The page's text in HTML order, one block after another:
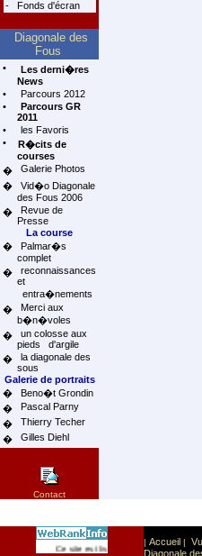
-
Fonds d'écran
Diagonale des
Fous
•
Les derni�res
News
•
Parcours 2012
•
Parcours GR
2011
•
les Favoris
•
R�cits de
courses
�
Galerie Photos
�
Vid�o Diagonale
des Fous 2006
�
Revue de
Presse
La course
�
Palmar�s
complet
�
reconnaissances
et
entra�nements
�
Merci aux
b�n�voles
�
un colosse aux
pieds d'argile
�
la diagonale des
sous
Galerie de portraits
�
Beno�t Grondin
�
Pascal Parny
�
Thierry Techer
�
Gilles Diehl
Contact
Ce site est list� dans la cat�gorie
| Accueil |
Diagonale